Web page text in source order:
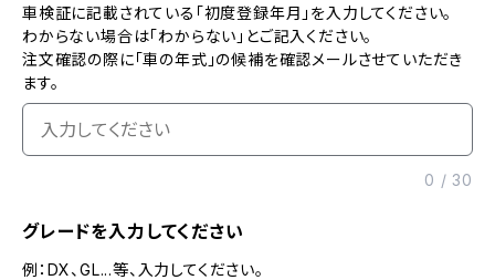
車検証に記載されている「初度登録年月」を入力してください。
わからない場合は「わからない」とご記入ください。
注文確認の際に「車の年式」の候補を確認メールさせていただき
ます。
0 /30
グレードを入力してください
例：DX、GL...等、入力してください。